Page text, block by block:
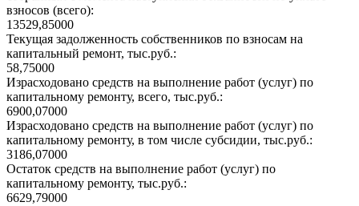
взносов (всего):
13529,85000
Текущая задолженность собственников по взносам на
капитальный ремонт, тыс.руб.:
58,75000
Израсходовано средств на выполнение работ (услуг) по
капитальному ремонту, всего, тыс.руб.:
6900,07000
Израсходовано средств на выполнение работ (услуг) по
капитальному ремонту, в том числе субсидии, тыс.руб.:
3186,07000
Остаток средств на выполнение работ (услуг) по
капитальному ремонту, тыс.руб.:
6629,79000